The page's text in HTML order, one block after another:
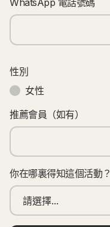
WhatsApp 電話號碼
性別
女性
推薦會員（如有）
你在哪裏得知這個活動？